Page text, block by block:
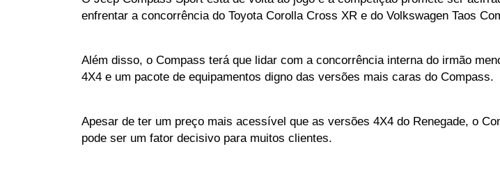
enfrentar a concorrência do Toyota Corolla Cross XR e do Volkswagen Taos
Além disso, o Compass terá que lidar com a concorrência interna do irmão
4X4 e um pacote de equipamentos digno das versões mais caras do Compass.
Apesar de ter um preço mais acessível que as versões 4X4 do Renegade, o
pode ser um fator decisivo para muitos clientes.